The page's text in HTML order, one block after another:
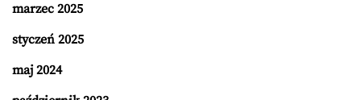
marzec 2025
styczeń 2025
maj 2024